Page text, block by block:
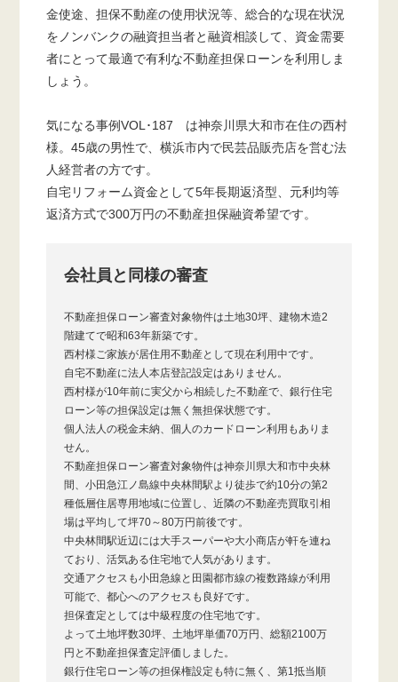
金使途、担保不動産の使用状況等、総合的な現在状況
をノンバンクの融資担当者と融資相談して、資金需要
者にとって最適で有利な不動産担保ローンを利用しま
しょう。
気になる事例VOL･187 は神奈川県大和市在住の西村
様。45歳の男性で、横浜市内で民芸品販売店を営む法
人経営者の方です。
自宅リフォーム資金として5年長期返済型、元利均等
返済方式で300万円の不動産担保融資希望です。
会社員と同様の審査
不動産担保ローン審査対象物件は土地30坪、建物木造2
階建てで昭和63年新築です。
西村様ご家族が居住用不動産として現在利用中です。
自宅不動産に法人本店登記設定はありません。
西村様が10年前に実父から相続した不動産で、銀行住宅
ローン等の担保設定は無く無担保状態です。
個人法人の税金未納、個人のカードローン利用もありま
せん。
不動産担保ローン審査対象物件は神奈川県大和市中央林
間、小田急江ノ島線中央林間駅より徒歩で約10分の第2
種低層住居専用地域に位置し、近隣の不動産売買取引相
場は平均して坪70～80万円前後です。
中央林間駅近辺には大手スーパーや大小商店が軒を連ね
ており、活気ある住宅地で人気があります。
交通アクセスも小田急線と田園都市線の複数路線が利用
可能で、都心へのアクセスも良好です。
担保査定としては中級程度の住宅地です。
よって土地坪数30坪、土地坪単価70万円、総額2100万
円と不動産担保査定評価しました。
銀行住宅ローン等の担保権設定も特に無く、第1抵当順